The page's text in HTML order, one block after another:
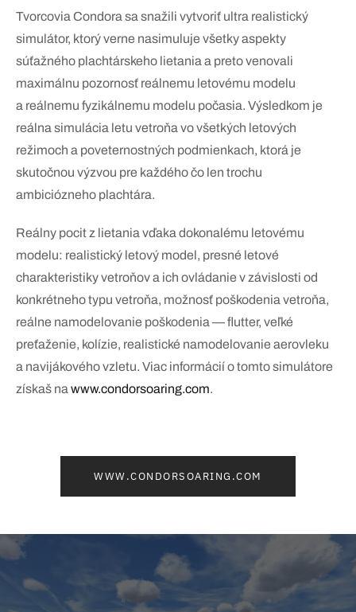
Tvorcovia Condora sa snažili vytvoriť ultra realistický
simulátor, ktorý verne nasimuluje všetky aspekty
súťažného plachtárskeho lietania a preto venovali
maximálnu pozornosť reálnemu letovému modelu
a reálnemu fyzikálnemu modelu počasia. Výsledkom je
reálna simulácia letu vetroňa vo všetkých letových
režimoch a poveternostných podmienkach, ktorá je
skutočnou výzvou pre každého čo len trochu
ambiciózneho plachtára.
Reálny pocit z lietania vďaka dokonalému letovému
modelu: realistický letový model, presné letové
charakteristiky vetroňov a ich ovládanie v závislosti od
konkrétneho typu vetroňa, možnosť poškodenia vetroňa,
reálne namodelovanie poškodenia — flutter, veľké
preťaženie, kolízie, realistické namodelovanie aerovleku
a navijákového vzletu. Viac informácií o tomto simulátore
získaš nawww.condorsoaring.com.
WWW.CONDORSOARING.COM